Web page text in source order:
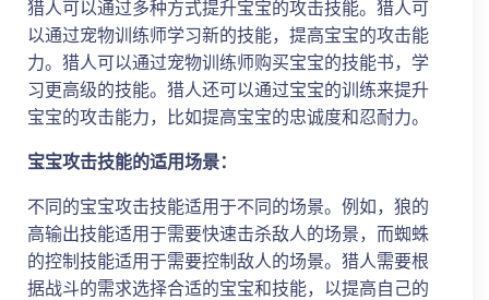
猎人可以通过多种方式提升宝宝的攻击技能。猎人可
以通过宠物训练师学习新的技能，提高宝宝的攻击能
力。猎人可以通过宠物训练师购买宝宝的技能书，学
习更高级的技能。猎人还可以通过宝宝的训练来提升
宝宝的攻击能力，比如提高宝宝的忠诚度和忍耐力。
宝宝攻击技能的适用场景：
不同的宝宝攻击技能适用于不同的场景。例如，狼的
高输出技能适用于需要快速击杀敌人的场景，而蜘蛛
的控制技能适用于需要控制敌人的场景。猎人需要根
据战斗的需求选择合适的宝宝和技能，以提高自己的